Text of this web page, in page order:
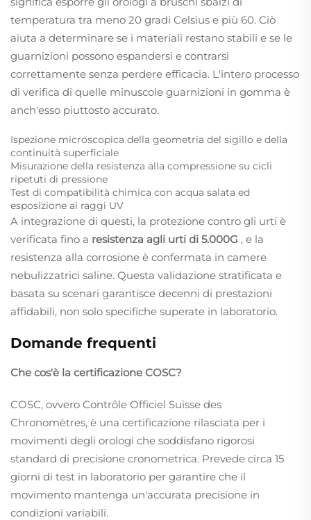
temperatura tra meno 20 gradi Celsius e più 60. Ciò
aiuta a determinare se i materiali restano stabili e se le
guarnizioni possono espandersi e contrarsi
correttamente senza perdere efficacia. L'intero processo
di verifica di quelle minuscole guarnizioni in gomma è
anch'esso piuttosto accurato.
Ispezione microscopica della geometria del sigillo e della
continuità superficiale
Misurazione della resistenza alla compressione su cicli
ripetuti di pressione
Test di compatibilità chimica con acqua salata ed
esposizione ai raggi UV
A integrazione di questi, la protezione contro gli urti è
verificata fino a resistenza agli urti di 5.000G , e la
resistenza alla corrosione è confermata in camere
nebulizzatrici saline. Questa validazione stratificata e
basata su scenari garantisce decenni di prestazioni
affidabili, non solo specifiche superate in laboratorio.
Domande frequenti
Che cos'è la certificazione COSC?
COSC, ovvero Contrôle Officiel Suisse des
Chronomètres, è una certificazione rilasciata per i
movimenti degli orologi che soddisfano rigorosi
standard di precisione cronometrica. Prevede circa 15
giorni di test in laboratorio per garantire che il
movimento mantenga un'accurata precisione in
condizioni variabili.